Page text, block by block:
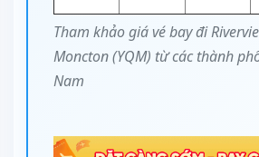
Tham khảo giá vé bay đi
Moncton (YQM) từ các thành
Nam